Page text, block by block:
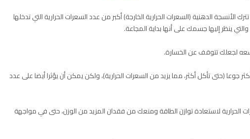
الأنسجة الدهنية (السعرات الحرارية الخارجة) أكبر من عدد السعرات الحرارية التي تدخلها
والتي ينظر إليها جسمك على أنها بداية المجاعة.
لجعلك تتوقف عن الخسارة.
(حتى تأكل أكثر، مما يزيد من السعرات الحرارية)، ولكن يمكن أن يؤثرا أيضا على عدد
لاستعادة توازن الطاقة ومنعك من فقدان المزيد من الوزن، حتى في مواجهة